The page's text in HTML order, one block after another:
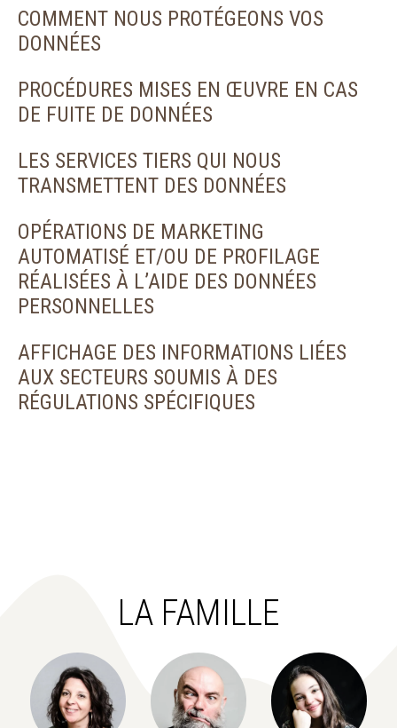
COMMENT NOUS PROTÉGEONS VOS
DONNÉES
PROCÉDURES MISES EN ŒUVRE EN CAS
DE FUITE DE DONNÉES
LES SERVICES TIERS QUI NOUS
TRANSMETTENT DES DONNÉES
OPÉRATIONS DE MARKETING
AUTOMATISÉ ET/OU DE PROFILAGE
RÉALISÉES À L’AIDE DES DONNÉES
PERSONNELLES
AFFICHAGE DES INFORMATIONS LIÉES
AUX SECTEURS SOUMIS À DES
RÉGULATIONS SPÉCIFIQUES
LA FAMILLE